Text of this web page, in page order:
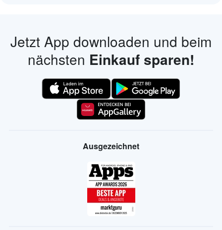
Jetzt App downloaden und beim
nächsten Einkauf sparen!
Ausgezeichnet